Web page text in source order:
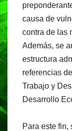
causa de
contra de las
Además, se
estructura
referencias
Trabajo y
Desarrollo
Para este fin,